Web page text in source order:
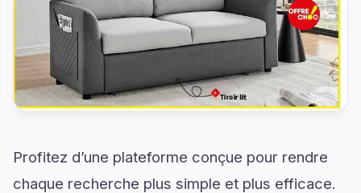
Profitez d’une plateforme conçue pour rendre
chaque recherche plus simple et plus efficace.